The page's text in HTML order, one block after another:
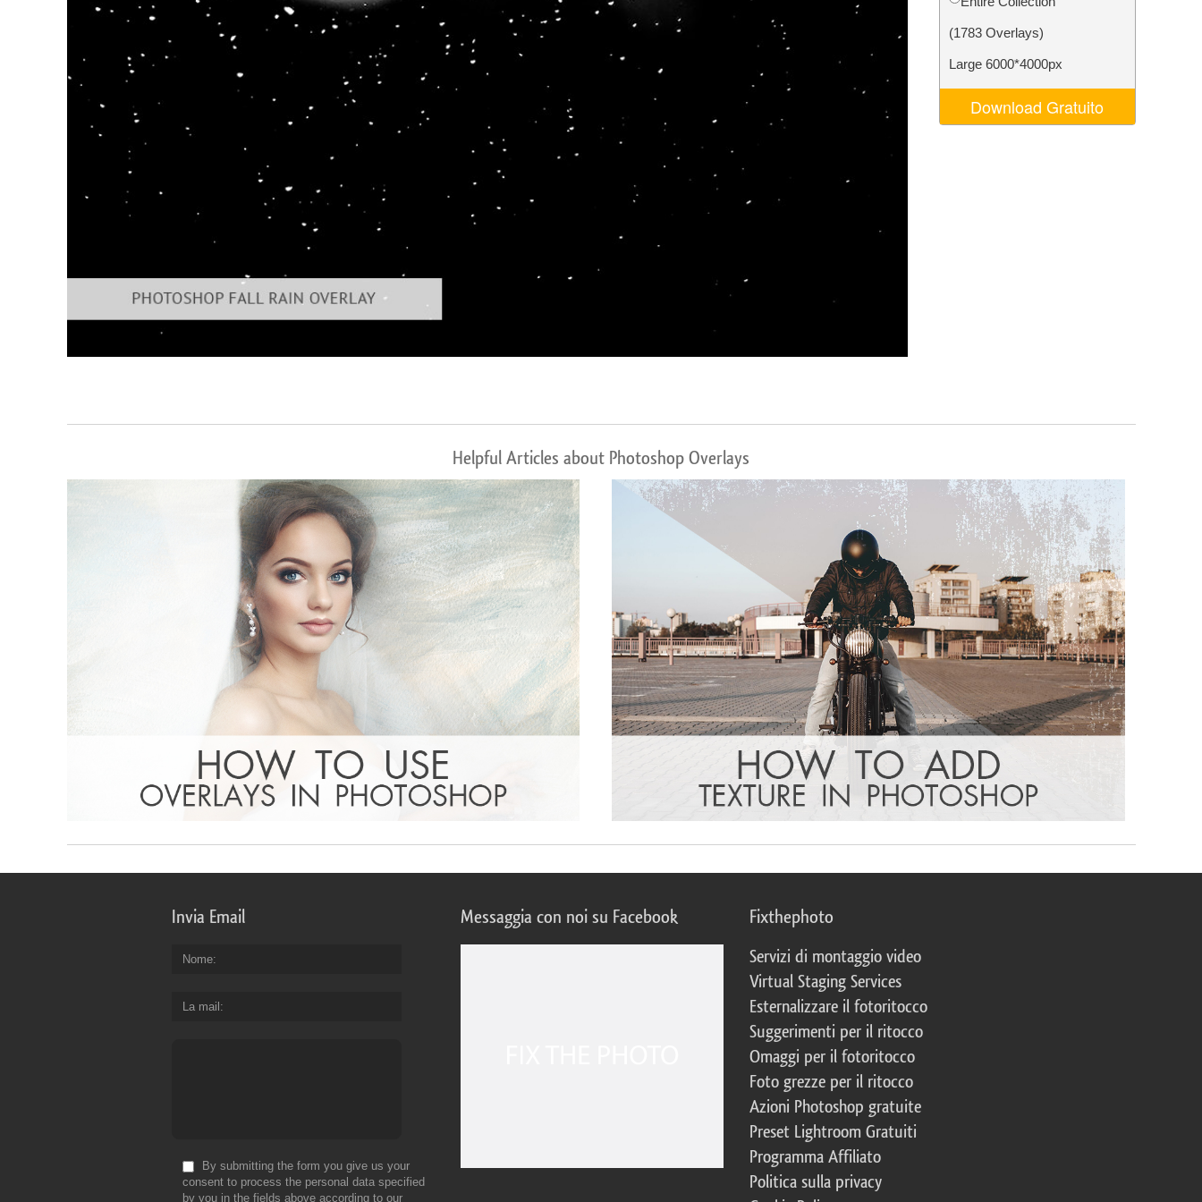
Servizi di ritocco del prodotto Servizi di ritocco gioielli Dati di Addestramento AI
(1783 Overlays)
Large 6000*4000px
Download Gratuito
Helpful Articles about Photoshop Overlays
Invia Email
Nome
La mail
By submitting the form you give us your
consent to process the personal data specified
by you in the fields above according to our
Messaggia con noi su Facebook Fixthephoto
Servizi di montaggio video
Virtual Staging Services
Esternalizzare il fotoritocco
Suggerimenti per il ritocco
Omaggi per il fotoritocco
Foto grezze per il ritocco
Azioni Photoshop gratuite
Preset Lightroom Gratuiti
Programma Affiliato
Politica sulla privacy